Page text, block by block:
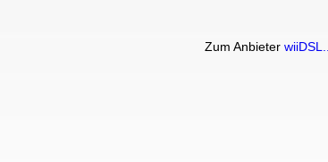
Zum AnbieterwiiDSL...